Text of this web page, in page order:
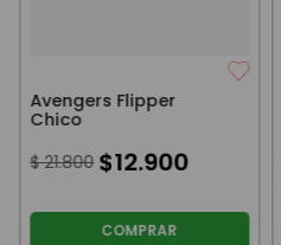
Avengers Flipper
Chico
$ 21.800 $12.900
COMPRAR